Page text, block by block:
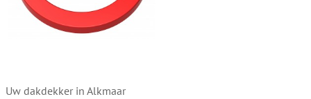
Uw dakdekker in Alkmaar